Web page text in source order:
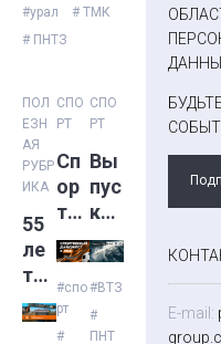
#урал
# ТМК
# ПНТЗ
ПОЛ
ЕЗН
АЯ
РУБР
ИКА
55
ле
т
ВТ
З:
СПО
РТ
Сп
ор
тив
ны
й
да
йд
же
#спо
рт
#
СПО
РТ
Вы
пус
к
№3
5(1
83)
#ВТЗ
#
ПНТ
E-mail: